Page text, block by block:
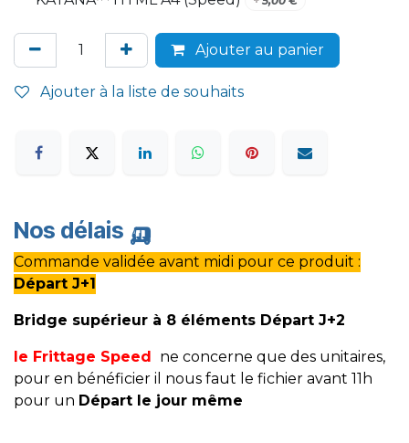
Ajouter au panier
Ajouter à la liste de souhaits
Nos délais 🛺
Commande validée avant midi pour ce produit :
Départ J+1
Bridge supérieur à 8 éléments Départ J+2
le Frittage Speed ne concerne que des unitaires,
pour en bénéficier il nous faut le fichier avant 11h
pour un Départ le jour même